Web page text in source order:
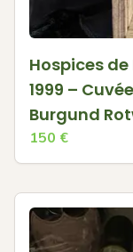
Hospices
1999 –
Burgund
150 €